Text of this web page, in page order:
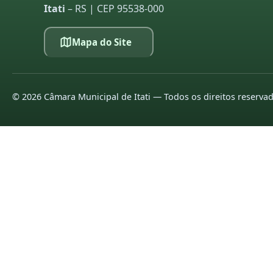
Itati – RS | CEP 95538-000
Mapa do Site
© 2026 Câmara Municipal de Itati — Todos os direitos